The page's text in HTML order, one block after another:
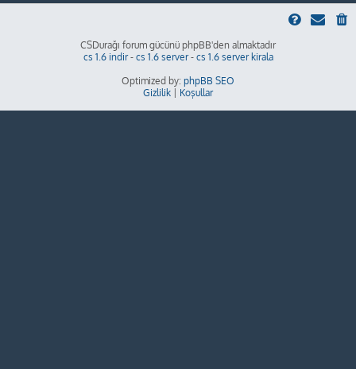
CSDurağı forum gücünü phpBB'den almaktadır
cs 1.6 indir- cs 1.6 server- cs 1.6 server kirala
Optimized by: phpBB SEO
Gizlilik
Koşullar